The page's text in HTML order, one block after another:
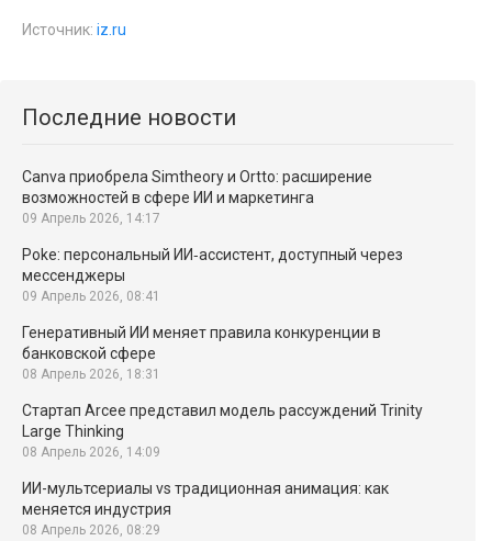
Источник: iz.ru
Последние новости
Canva приобрела Simtheory и Ortto: расширение
возможностей в сфере ИИ и маркетинга
09 Апрель 2026, 14:17
Poke: персональный ИИ‑ассистент, доступный через
мессенджеры
09 Апрель 2026, 08:41
Генеративный ИИ меняет правила конкуренции в
банковской сфере
08 Апрель 2026, 18:31
Стартап Arcee представил модель рассуждений Trinity
Large Thinking
08 Апрель 2026, 14:09
ИИ-мультсериалы vs традиционная анимация: как
меняется индустрия
08 Апрель 2026, 08:29